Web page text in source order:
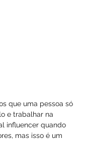
que uma pessoa só
e trabalhar na
influencer quando
mas isso é um